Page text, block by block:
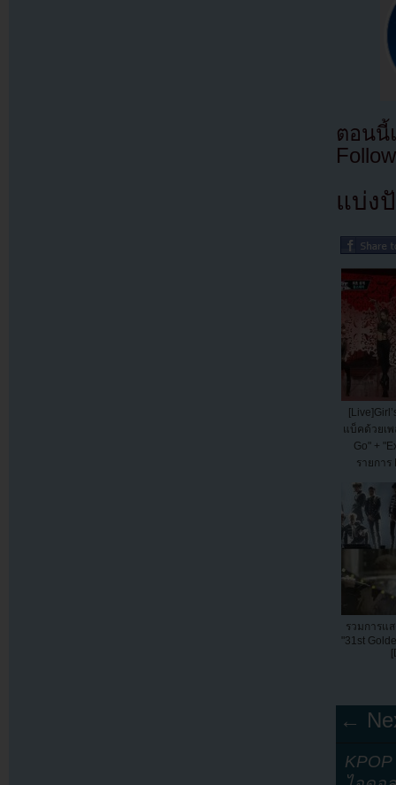
ตอนนี้
แบ่ง
แบ็คด้วยเพ
Go" +
รายการ
รวมการแ
"31st
←